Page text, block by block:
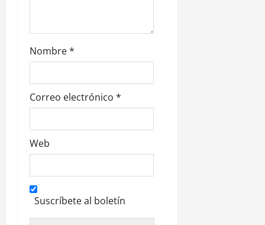
d
a
s
Nombre*
Correo electrónico *
Web
Suscríbete al boletín